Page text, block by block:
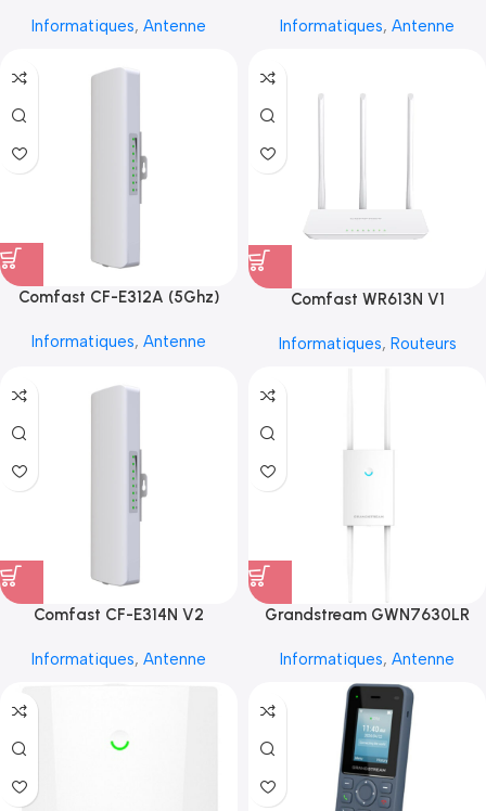
Informatiques, Antenne Informatiques, Antenne
Comfast CF-E312A (5Ghz)
Informatiques, Antenne
Comfast WR613N V1
Informatiques, Routeurs
Comfast CF-E314N V2
Informatiques, Antenne
Grandstream GWN7630LR
Informatiques, Antenne